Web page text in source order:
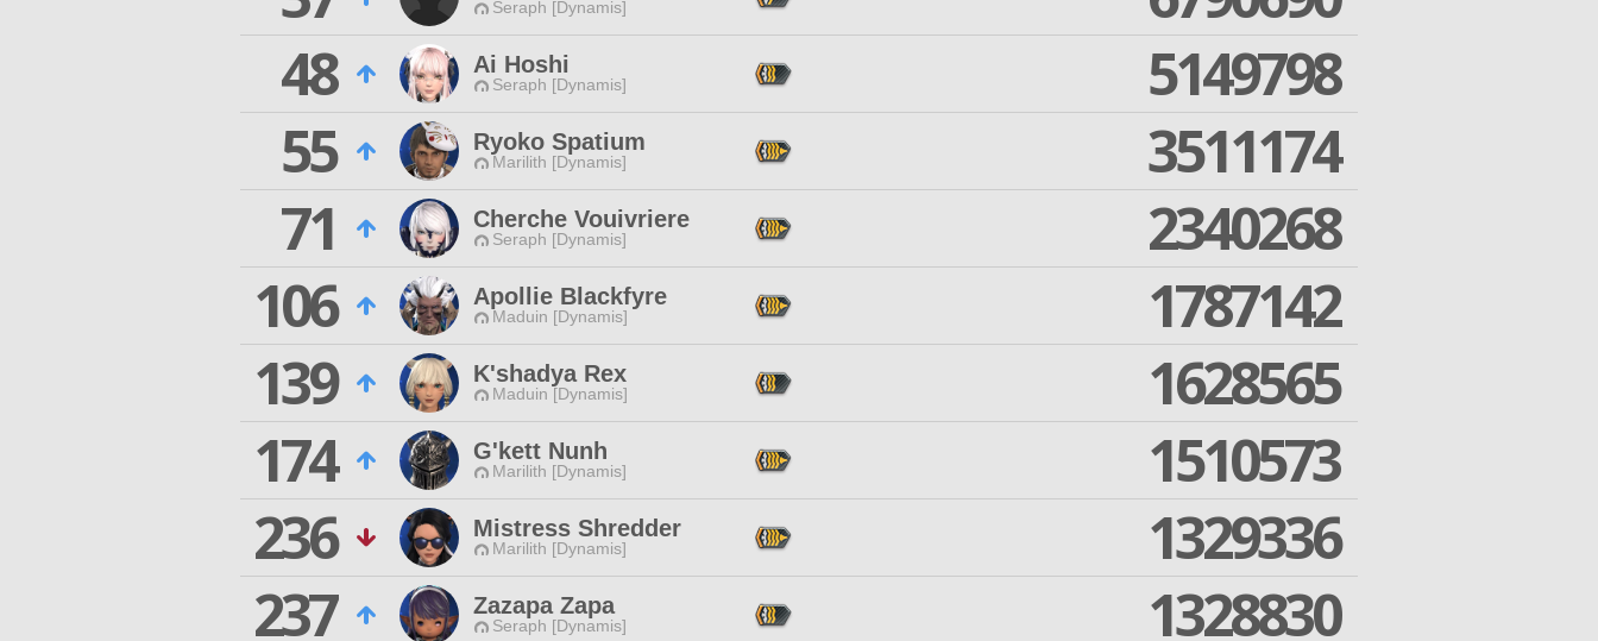
Seraph [Dynamis]
48
Ai Hoshi
Seraph [Dynamis]
5149798
55
Ryoko Spatium
Marilith [Dynamis]
3511174
71
Cherche Vouivriere
Seraph [Dynamis]
2340268
106
Apollie Blackfyre
Maduin [Dynamis]
1787142
139
K'shadya Rex
Maduin [Dynamis]
1628565
174
G'kett Nunh
Marilith [Dynamis]
1510573
236
Mistress Shredder
Marilith [Dynamis]
1329336
237
Zazapa Zapa
Seraph [Dynamis]
1328830